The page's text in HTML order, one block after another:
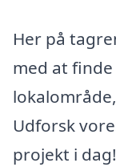
Her på
med at
Udforsk
projekt i dag!